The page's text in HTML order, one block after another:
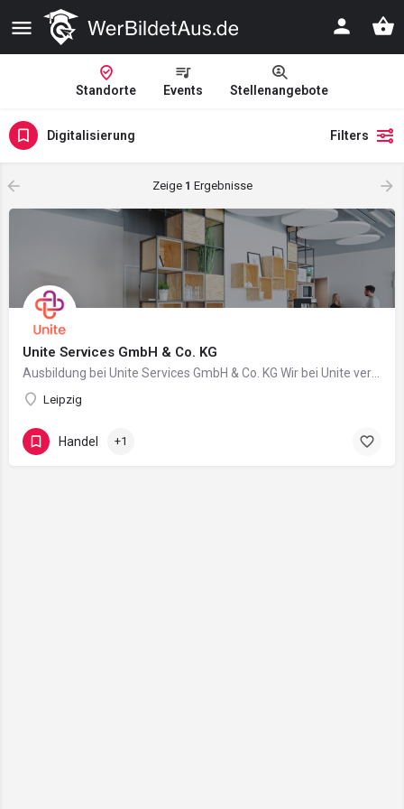
Standorte Events Stellenangebote
Digitalisierung Filters
Zeige 1 Ergebnisse
Unite Services GmbH & Co. KG
Leipzig
Handel +1